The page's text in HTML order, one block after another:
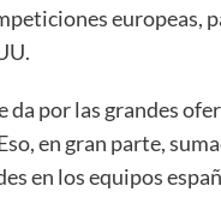
europeas,
da por las grandes
en gran parte,
en los equipos